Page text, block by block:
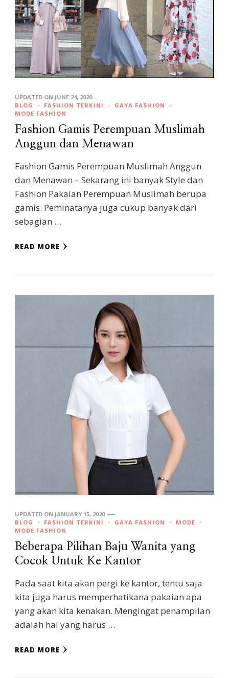
UPDATED ON JUNE 24, 2020
BLOG
FASHION TERKINI
GAYA FASHION
MODE FASHION
Fashion Gamis Perempuan Muslimah
Anggun dan Menawan
Fashion Gamis Perempuan Muslimah Anggun
dan Menawan – Sekarang ini banyak Style dan
Fashion Pakaian Perempuan Muslimah berupa
gamis. Peminatanya juga cukup banyak dari
sebagian …
READ MORE
UPDATED ON JANUARY 15, 2020
BLOG
FASHION TERKINI GAYA FASHION
MODE
MODE FASHION
Beberapa Pilihan Baju Wanita yang
Cocok Untuk Ke Kantor
Pada saat kita akan pergi ke kantor, tentu saja
kita juga harus memperhatikana pakaian apa
yang akan kita kenakan. Mengingat penampilan
adalah hal yang harus …
READ MORE